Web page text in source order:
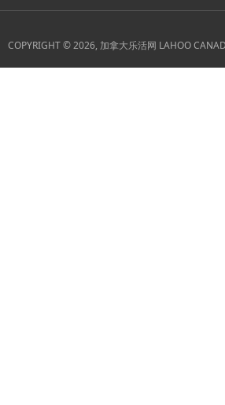
COPYRIGHT © 2026, 加拿大乐活网 LAHOO